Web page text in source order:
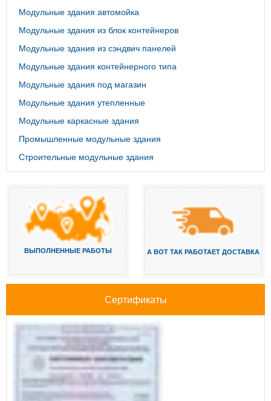
Модульные здания автомойка
Модульные здания из блок контейнеров
Модульные здания из сэндвич панелей
Модульные здания контейнерного типа
Модульные здания под магазин
Модульные здания утепленные
Модульные каркасные здания
Промышленные модульные здания
Строительные модульные здания
ВЫПОЛНЕННЫЕ РАБОТЫ А ВОТ ТАК РАБОТАЕТ ДОСТАВКА
Сертификаты